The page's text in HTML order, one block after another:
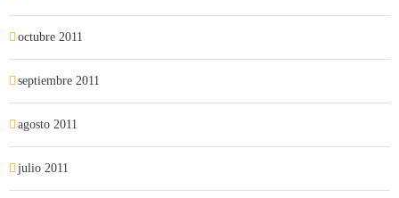
octubre 2011
septiembre 2011
agosto 2011
julio 2011